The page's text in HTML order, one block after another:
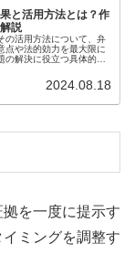
と活用方法とは？作
説
の活用方法について、弁
点や法的効力を最大限に
解決に役立つ具体的な
2024.08.18
を一度に提示す
ミングを調整す